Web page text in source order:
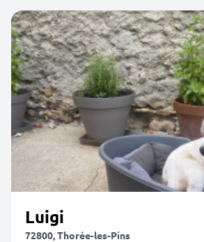
Luigi
72800, Thorée-les-Pins